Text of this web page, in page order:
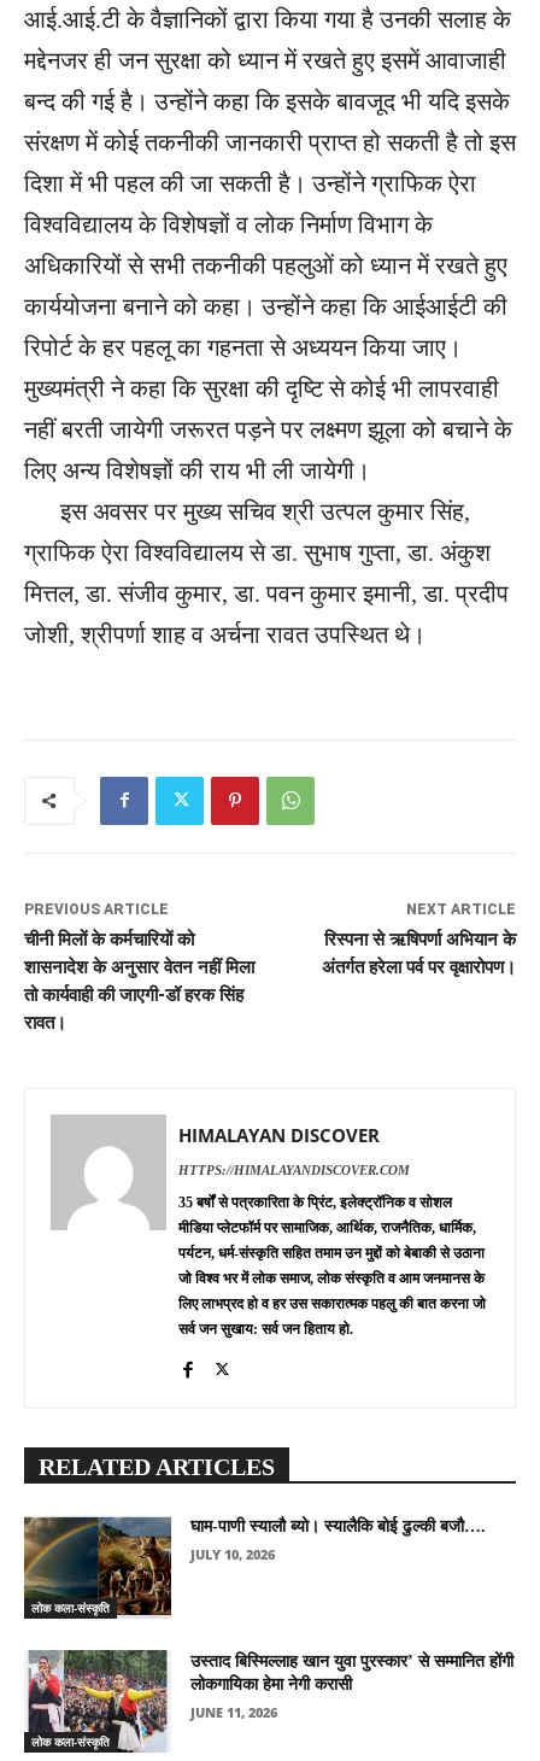
आई.आई.टी के वैज्ञानिकों द्वारा किया गया है उनकी सलाह के
मद्देनजर ही जन सुरक्षा को ध्यान में रखते हुए इसमें आवाजाही
बन्द की गई है। उन्होंने कहा कि इसके बावजूद भी यदि इसके
संरक्षण में कोई तकनीकी जानकारी प्राप्त हो सकती है तो इस
दिशा में भी पहल की जा सकती है। उन्होंने ग्राफिक ऐरा
विश्वविद्यालय के विशेषज्ञों व लोक निर्माण विभाग के
अधिकारियों से सभी तकनीकी पहलुओं को ध्यान में रखते हुए
कार्ययोजना बनाने को कहा। उन्होंने कहा कि आईआईटी की
रिपोर्ट के हर पहलू का गहनता से अध्ययन किया जाए।
मुख्यमंत्री ने कहा कि सुरक्षा की दृष्टि से कोई भी लापरवाही
नहीं बरती जायेगी जरूरत पड़ने पर लक्ष्मण झूला को बचाने के
लिए अन्य विशेषज्ञों की राय भी ली जायेगी।
इस अवसर पर मुख्य सचिव श्री उत्पल कुमार सिंह,
ग्राफिक ऐरा विश्वविद्यालय से डा. सुभाष गुप्ता, डा. अंकुश
मित्तल, डा. संजीव कुमार, डा. पवन कुमार इमानी, डा. प्रदीप
जोशी, श्रीपर्णा शाह व अर्चना रावत उपस्थित थे।
PREVIOUS ARTICLE
चीनी मिलों के कर्मचारियों को
शासनादेश के अनुसार वेतन नहीं मिला
तो कार्यवाही की जाएगी-डॉ हरक सिंह
रावत।
NEXT ARTICLE
रिस्पना से ऋषिपर्णा अभियान के
अंतर्गत हरेला पर्व पर वृक्षारोपण।
HIMALAYAN DISCOVER
HTTPS://HIMALAYANDISCOVER.COM
35 बर्षों से पत्रकारिता के प्रिंट, इलेक्ट्रॉनिक व सोशल
मीडिया प्लेटफॉर्म पर सामाजिक, आर्थिक, राजनैतिक, धार्मिक,
पर्यटन, धर्म-संस्कृति सहित तमाम उन मुद्दों को बेबाकी से उठाना
जो विश्व भर में लोक समाज, लोक संस्कृति व आम जनमानस के
लिए लाभप्रद हो व हर उस सकारात्मक पहलु की बात करना जो
सर्व जन सुखाय: सर्व जन हिताय हो.
RELATED ARTICLES
लोक कला-संस्कृति
घाम-पाणी स्यालौ ब्यो। स्यालैकि बोई ढुल्की बजौ….
JULY 10, 2026
लोक कला-संस्कृति
उस्ताद बिस्मिल्लाह खान युवा पुरस्कार’ से सम्मानित होंगी
लोकगायिका हेमा नेगी करासी
JUNE 11, 2026